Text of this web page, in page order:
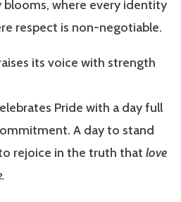
blooms, where every identity
respect is non-negotiable.
its voice with strength
Pride with a day full
A day to stand
rejoice in the truth thatlove